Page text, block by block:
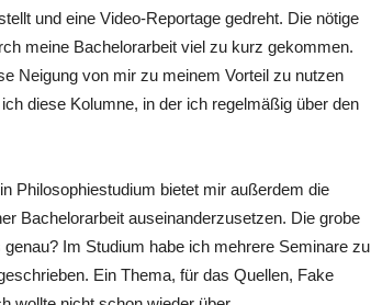
und eine Video-Reportage gedreht. Die nötige
meine Bachelorarbeit viel zu kurz gekommen.
Neigung von mir zu meinem Vorteil zu nutzen
diese Kolumne, in der ich regelmäßig über den
Philosophiestudium bietet mir außerdem die
Bachelorarbeit auseinanderzusetzen. Die grobe
Im Studium habe ich mehrere Seminare zu
Ein Thema, für das Quellen, Fake